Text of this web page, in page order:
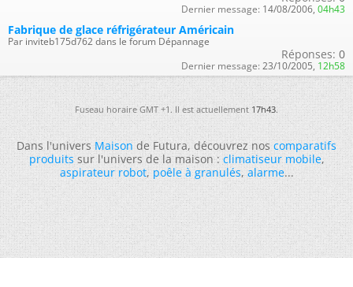
Dernier message: 14/08/2006, 04h43
Fabrique de glace réfrigérateur Américain
Par inviteb175d762 dans le forum Dépannage
Réponses: 0
Dernier message: 23/10/2005, 12h58
Fuseau horaire GMT +1. Il est actuellement17h43.
Dans l'universMaisonde Futura, découvrez noscomparatifs
produitssur l'univers de la maison :climatiseur mobile,
aspirateur robot,poêle à granulés,alarme...